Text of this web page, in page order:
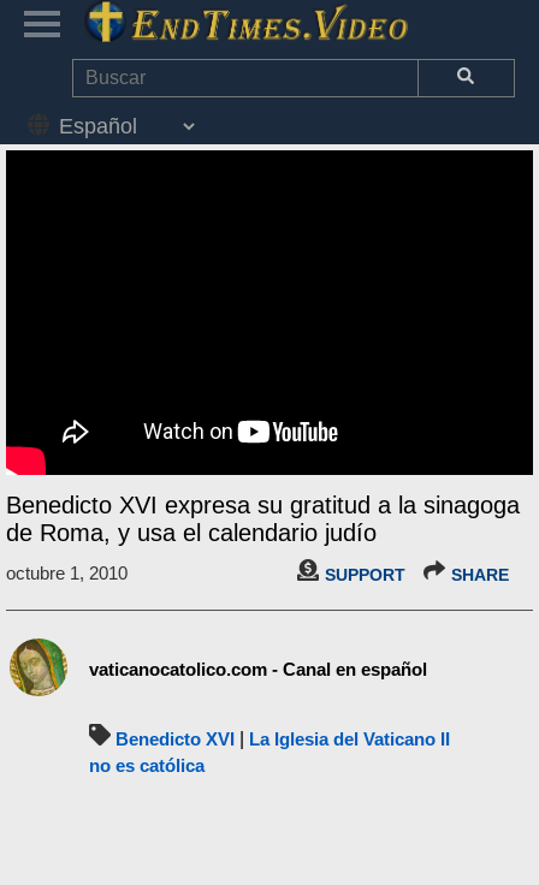
Benedicto XVI expresa su gratitud a la sinagoga
de Roma, y usa el calendario judío
octubre 1, 2010 SUPPORT SHARE
vaticanocatolico.com - Canal en español
Benedicto XVI
La Iglesia del Vaticano II
no es católica